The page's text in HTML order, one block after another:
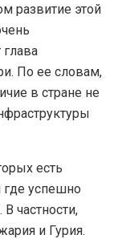
развитие этой
глава
По ее словам,
в стране не
есть
где успешно
частности,
и Гурия.